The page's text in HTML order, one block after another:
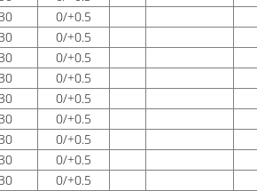
0/+0.5
0/+0.5
0/+0.5
0/+0.5
0/+0.5
0/+0.5
0/+0.5
0/+0.5
0/+0.5